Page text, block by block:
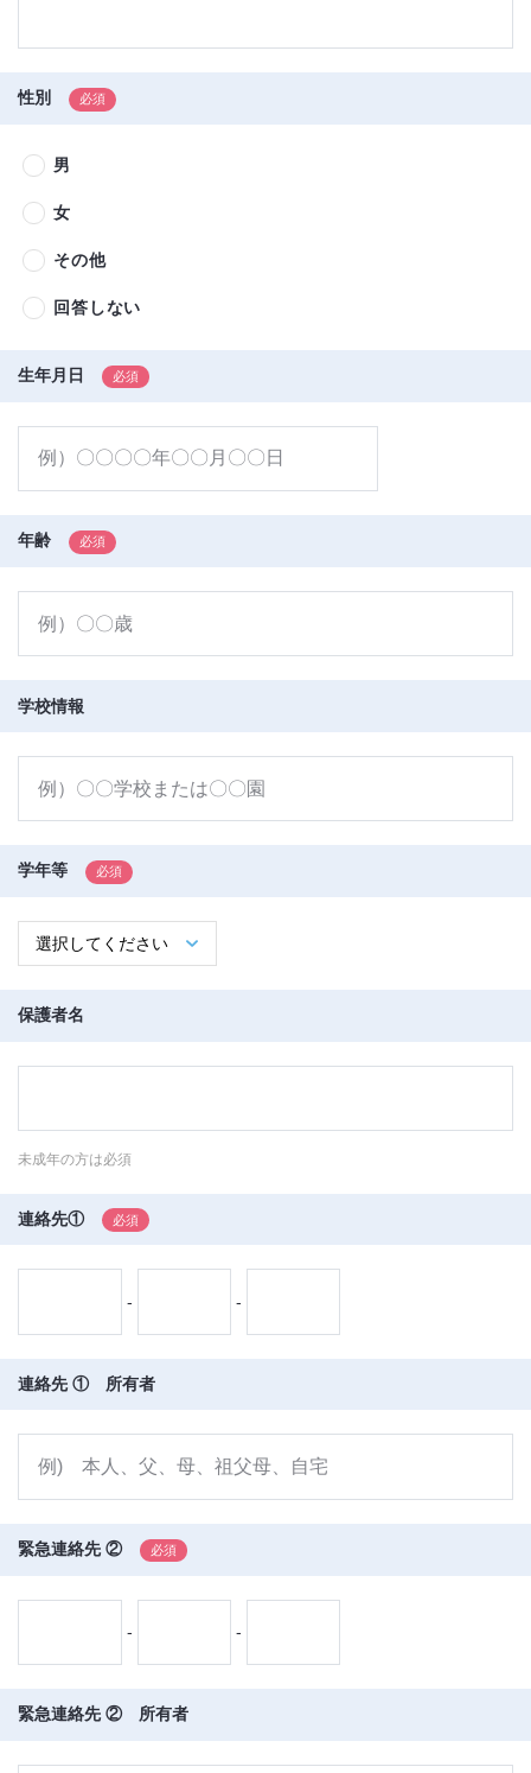
性別
男
女
その他
回答しない
生年月日
年齢
学校情報
学年等
保護者名
未成年の方は必須
連絡先①
- -
連絡先 ① 所有者
緊急連絡先 ②
- -
緊急連絡先 ② 所有者